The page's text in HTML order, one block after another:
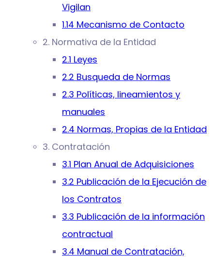
Vigilan
1.14 Mecanismo de Contacto
2. Normativa de la Entidad
2.1 Leyes
2.2 Busqueda de Normas
2.3 Políticas, lineamientos y
manuales
2.4 Normas, Propias de la Entidad
3. Contratación
3.1 Plan Anual de Adquisiciones
3.2 Publicación de la Ejecución de
los Contratos
3.3 Publicación de la información
contractual
3.4 Manual de Contratación,